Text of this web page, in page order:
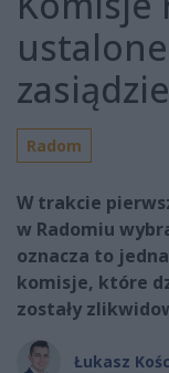
Radom
W trakcie
w Radomiu
oznacza to
komisje, które
zostały
Łukasz